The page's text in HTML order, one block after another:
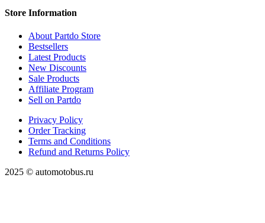
Store Information
About Partdo Store
Bestsellers
Latest Products
New Discounts
Sale Products
Affiliate Program
Sell on Partdo
Privacy Policy
Order Tracking
Terms and Conditions
Refund and Returns Policy
2025 © automotobus.ru